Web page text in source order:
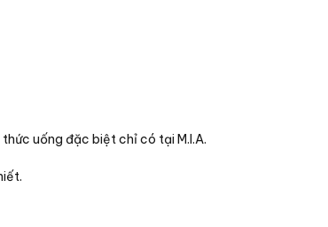
uống đặc biệt chỉ có tại M.I.A.